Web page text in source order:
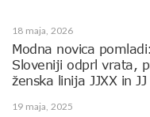
18 maja, 2026
Modna novica
Sloveniji odprl vrata,
ženska linija JJXX in JJ
19 maja, 2025